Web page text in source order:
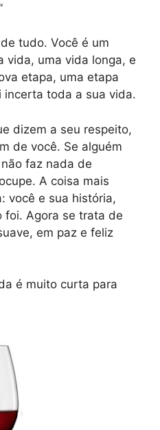
tudo. Você é um
vida, uma vida longa, e
etapa, uma etapa
incerta toda a sua vida.
dizem a seu respeito,
de você. Se alguém
faz nada de
A coisa mais
você e sua história,
foi. Agora se trata de
em paz e feliz
é muito curta para